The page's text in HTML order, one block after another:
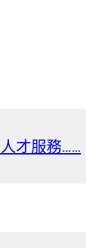
才服務……